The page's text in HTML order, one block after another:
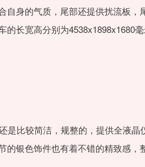
自身的气质，尾部还提供扰流板
的长宽高分别为4538x1898x1680毫
是比较简洁，规整的，提供全液
的银色饰件也有着不错的精致感，